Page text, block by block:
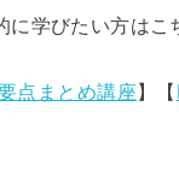
に学びたい方はこ
点まとめ講座】【